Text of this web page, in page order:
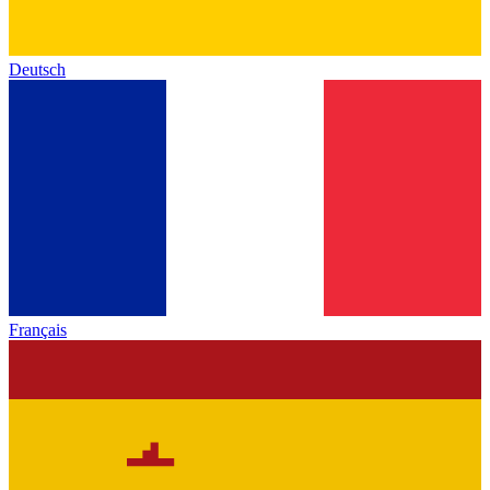
Deutsch
Français